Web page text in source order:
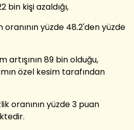
bin kişi azaldığı,
oranının yüzde 48.2'den yüzde
artışının 89 bin olduğu,
özel kesim tarafından
oranının yüzde 3 puan